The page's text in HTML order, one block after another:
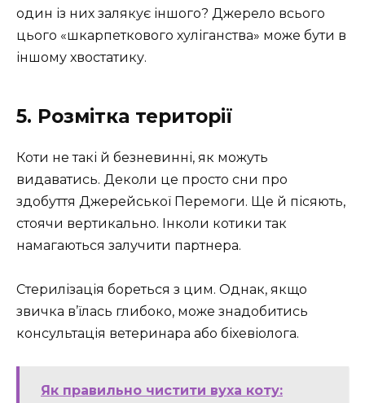
один із них залякує іншого? Джерело всього
цього «шкарпеткового хуліганства» може бути в
іншому хвостатику.
5. Розмітка території
Коти не такі й безневинні, як можуть
видаватись. Деколи це просто сни про
здобуття Джерейської Перемоги. Ще й пісяють,
стоячи вертикально. Інколи котики так
намагаються залучити партнера.
Стерилізація бореться з цим. Однак, якщо
звичка в’їлась глибоко, може знадобитись
консультація ветеринара або біхевіолога.
Як правильно чистити вуха коту: